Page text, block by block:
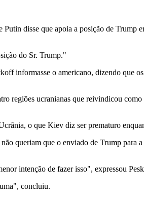
disse que apoia a posição de Trump
do Sr. Trump."
informasse o americano, dizendo que
regiões ucranianas que reivindicou
o que Kiev diz ser prematuro
queriam que o enviado de Trump para
intenção de fazer isso", expressou
concluiu.